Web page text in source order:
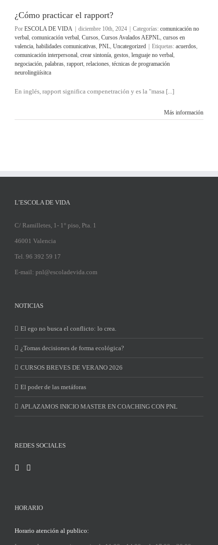
¿Cómo practicar el rapport?
Por ESCOLA DE VIDA diciembre 10th, 2024 Categorías: comunicación no
verbal, comunicación verbal, Cursos, Cursos Avalados AEPNL, cursos en
valencia, habilidades comunicativas, PNL, Uncategorized Etiquetas: acuerdos,
comunicación interpersonal, crear sintonía, gestos, lenguaje no verbal,
negociación, palabras, rapport, relaciones, técnicas de programación
neurolingüísitca
En inglés, rapport significa compenetración y es la "masa [...]
Más información
L’ESCOLA DE VIDA
C/ Ramilletes, 1- 1° piso, Pta. 1
46001 Valencia
Tel. 96 392 59 17
E-mail: pnl@escoladevida.com
NOTICIAS
El ego no busca el conflicto: lo crea.
¿Tomas decisiones de forma ecológica?
CURSOS BREVES DE VERANO 2026
El poder de las metáforas
APLAZAMOS INICIO MASTER EN COACHING CON PNL
REDES SOCIALES
HORARIO
Horario atención al publico: